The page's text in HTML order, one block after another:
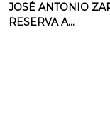
JOSÉ ANTONIO
RESERVA A...